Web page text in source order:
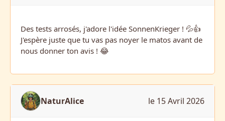
Des tests arrosés, j'adore l'idée SonnenKrieger ! 💦👍
J'espère juste que tu vas pas noyer le matos avant de
nous donner ton avis ! 😂
NaturAlice le 15 Avril 2026